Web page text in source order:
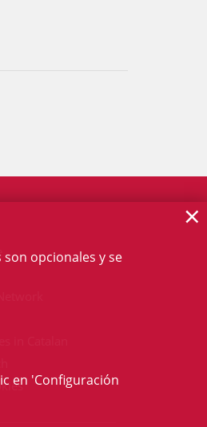
opcionales y se
en 'Configuración
×